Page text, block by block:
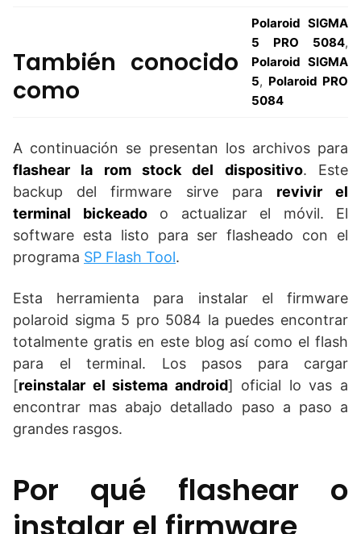
También conocido
como
Polaroid SIGMA
5 PRO 5084,
Polaroid SIGMA
5, Polaroid PRO
5084
A continuación se presentan los archivos para
flashear la rom stock del dispositivo. Este
backup del firmware sirve para revivir el
terminal bickeadoo actualizar el móvil. El
software esta listo para ser flasheado con el
programa SP Flash Tool.
Esta herramienta para instalar el firmware
polaroid sigma 5 pro 5084 la puedes encontrar
totalmente gratis en este blog así como el flash
para el terminal. Los pasos para cargar
[reinstalar el sistema android] oficial lo vas a
encontrar mas abajo detallado paso a paso a
grandes rasgos.
Por qué flashear o